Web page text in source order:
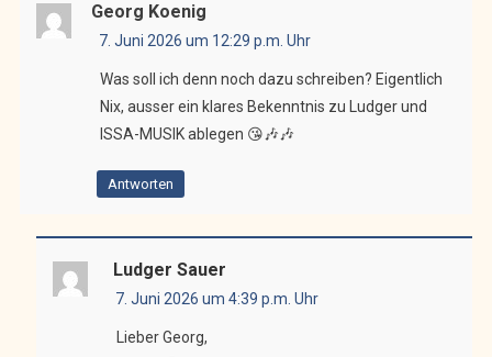
Georg Koenig
7. Juni 2026 um 12:29 p.m. Uhr
Was soll ich denn noch dazu schreiben? Eigentlich
Nix, ausser ein klares Bekenntnis zu Ludger und
ISSA-MUSIK ablegen 😘🎶🎶
Antworten
Ludger Sauer
7. Juni 2026 um 4:39 p.m. Uhr
Lieber Georg,